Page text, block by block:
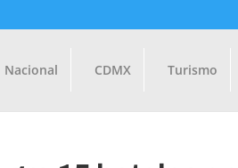
Nacional CDMX Turismo